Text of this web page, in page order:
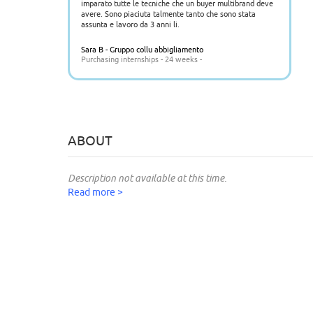
imparato tutte le tecniche che un buyer multibrand deve
avere. Sono piaciuta talmente tanto che sono stata
assunta e lavoro da 3 anni li.
Sara B - Gruppo collu abbigliamento
Purchasing internships - 24 weeks -
ABOUT
Description not available at this time.
Read more >